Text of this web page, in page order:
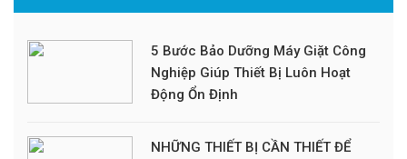
5 Bước Bảo Dưỡng Máy Giặt Công
Nghiệp Giúp Thiết Bị Luôn Hoạt
Động Ổn Định
NHỮNG THIẾT BỊ CẦN THIẾT ĐỂ